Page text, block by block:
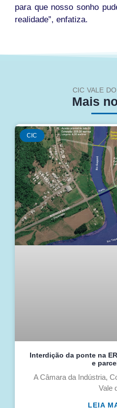
para que nosso sonho
realidade”, enfatiza.
CIC VALE
Mais
CIC
Interdição da ponte na
e
A Câmara da Indústria,
Vale
LEIA